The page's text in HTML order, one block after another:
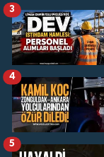
3
4
5